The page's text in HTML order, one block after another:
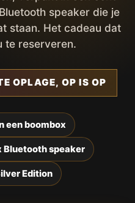
speaker die je
staan. Het cadeau dat
te reserveren.
OPLAGE, OP IS OP
een boombox
Bluetooth speaker
Edition